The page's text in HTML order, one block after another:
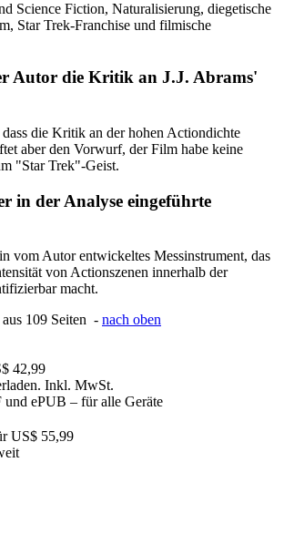
Science Fiction, Naturalisierung, diegetische
Star Trek-Franchise und filmische
Autor die Kritik an J.J. Abrams'
die Kritik an der hohen Actiondichte
aber den Vorwurf, der Film habe keine
"Star Trek"-Geist.
in der Analyse eingeführte
vom Autor entwickeltes Messinstrument, das
von Actionszenen innerhalb der
macht.
109 Seiten - nach oben
42,99
Inkl. MwSt.
und ePUB – für alle Geräte
US$ 55,99